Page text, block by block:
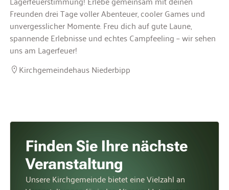
Freunden drei Tage voller Abenteuer, cooler Games und
unvergesslicher Momente. Freu dich auf gute Laune,
spannende Erlebnisse und echtes Campfeeling – wir sehen
uns am Lagerfeuer!
Kirchgemeindehaus Niederbipp
Finden Sie Ihre nächste
Veranstaltung
Unsere Kirchgemeinde bietet eine Vielzahl an